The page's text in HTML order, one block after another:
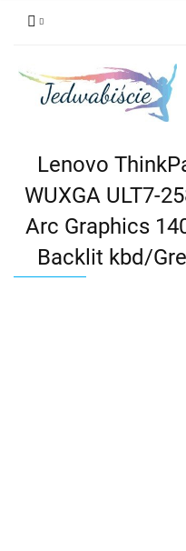
Lenovo
WUXGA ULT7-
Arc Graphics
Backlit kbd/